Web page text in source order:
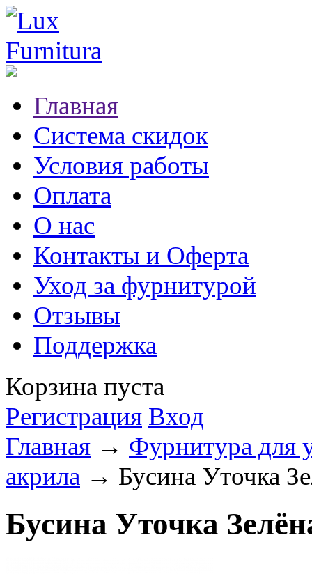
Главная
Система скидок
Условия работы
Оплата
О нас
Контакты и Оферта
Уход за фурнитурой
Отзывы
Поддержка
Корзина пуста
Регистрация Вход
Главная → Фурнитура для
акрила → Бусина Уточка
Бусина Уточка